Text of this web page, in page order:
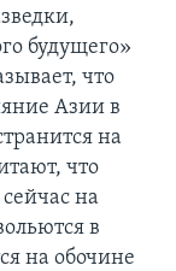
будущего»
что
Азии в
на
что
на
в
на обочине